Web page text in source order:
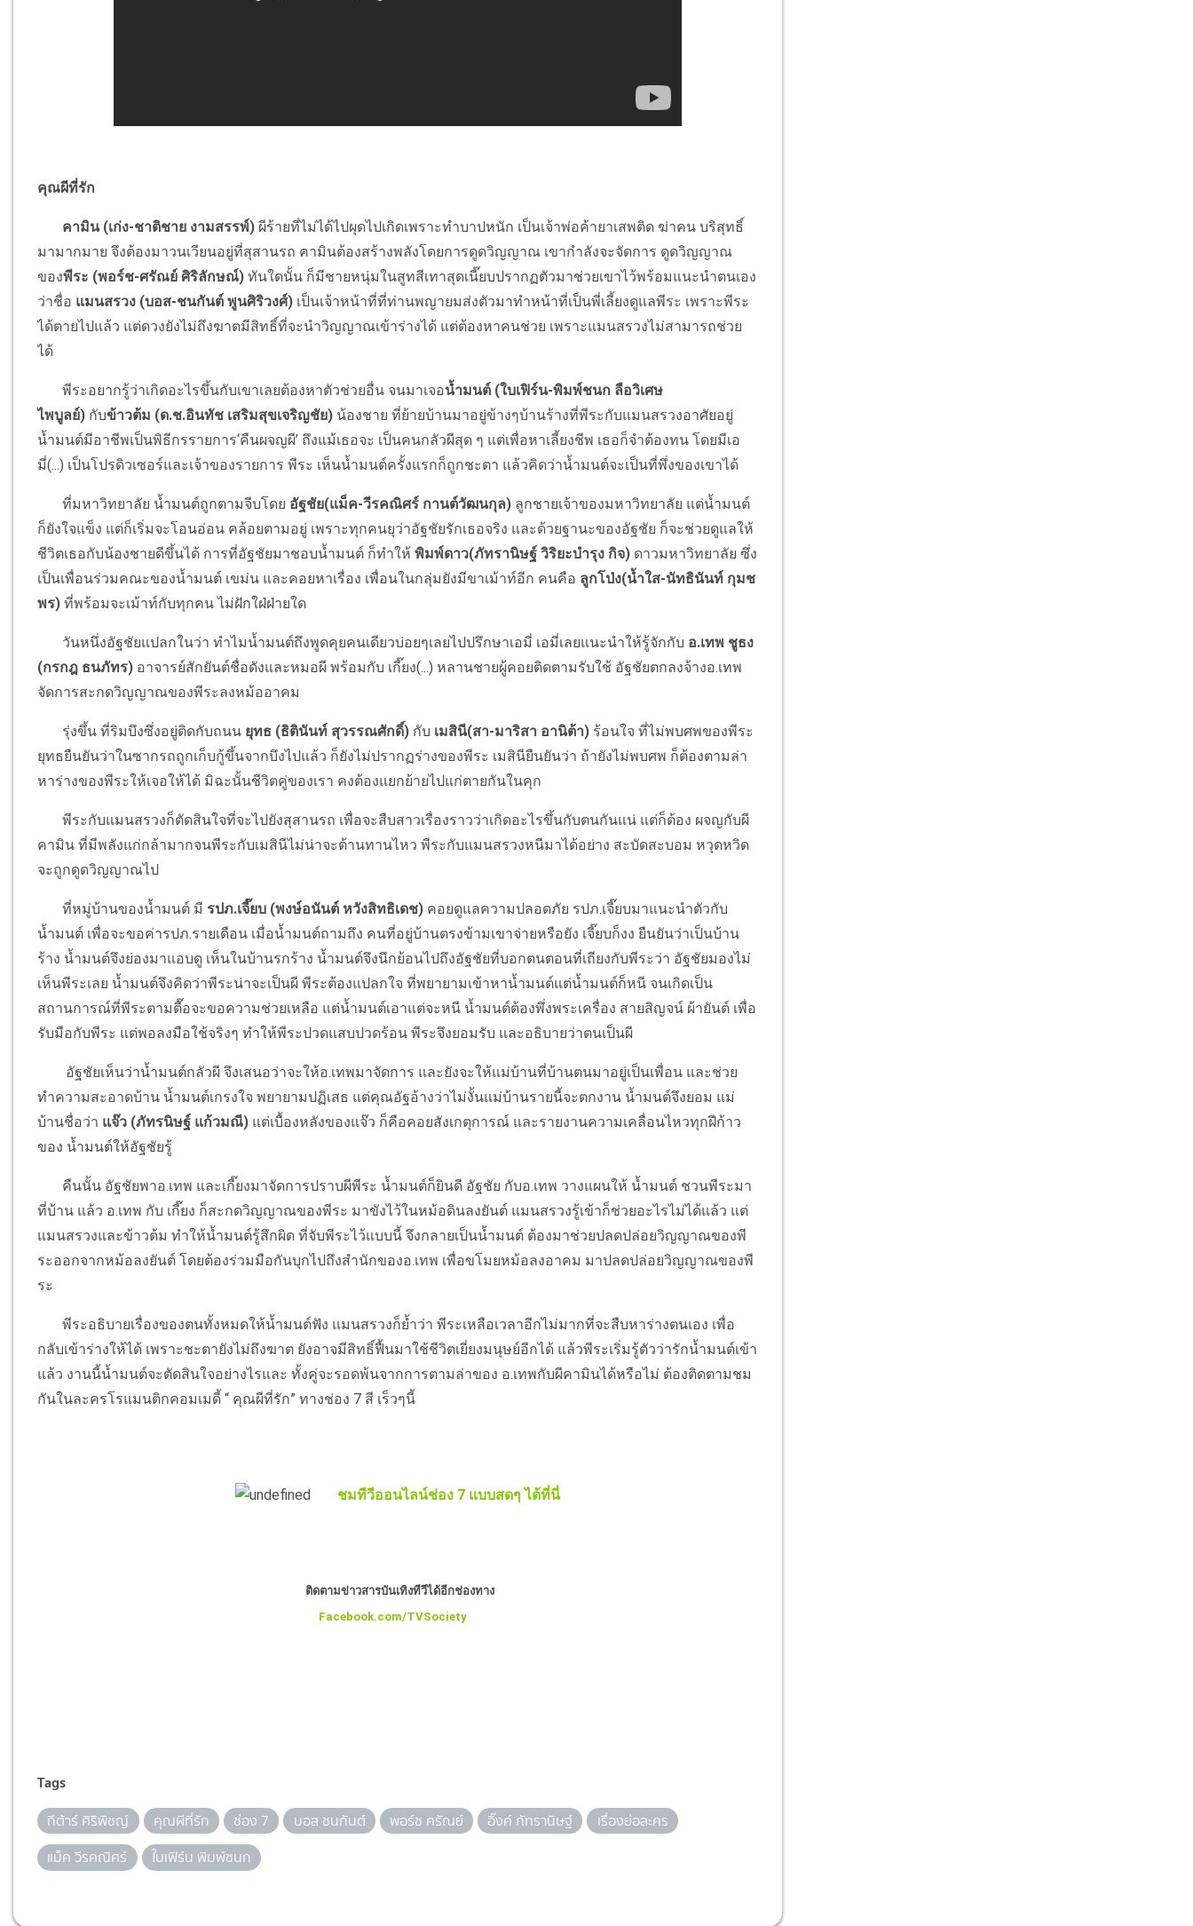
คุณผีที่รัก
คามิน (เก่ง-ชาติชาย งามสรรพ์) ผีร้ายที่ไม่ได้ไปผุดไปเกิดเพราะทำบาปหนัก เป็นเจ้าพ่อค้ายาเสพติด ฆ่าคน บริสุทธิ์
มามากมาย จึงต้องมาวนเวียนอยู่ที่สุสานรถ คามินต้องสร้างพลังโดยการดูดวิญญาณ เขากำลังจะจัดการ ดูดวิญญาณ
ของพีระ (พอร์ช-ศรัณย์ ศิริลักษณ์) ทันใดนั้น ก็มีชายหนุ่มในสูทสีเทาสุดเนี๊ยบปรากฏตัวมาช่วยเขาไว้พร้อมแนะนำตนเอง
ว่าชื่อ แมนสรวง (บอส-ชนกันต์ พูนศิริวงศ์) เป็นเจ้าหน้าที่ที่ท่านพญายมส่งตัวมาทำหน้าที่เป็นพี่เลี้ยงดูแลพีระ เพราะพีระ
ได้ตายไปแล้ว แต่ดวงยังไม่ถึงฆาตมีสิทธิ์ที่จะนำวิญญาณเข้าร่างได้ แต่ต้องหาคนช่วย เพราะแมนสรวงไม่สามารถช่วย
ได้
พีระอยากรู้ว่าเกิดอะไรขึ้นกับเขาเลยต้องหาตัวช่วยอื่น จนมาเจอน้ำมนต์ (ใบเฟิร์น-พิมพ์ชนก ลือวิเศษ
ไพบูลย์) กับข้าวต้ม (ด.ช.อินทัช เสริมสุขเจริญชัย) น้องชาย ที่ย้ายบ้านมาอยู่ข้างๆบ้านร้างที่พีระกับแมนสรวงอาศัยอยู่
น้ำมนต์มีอาชีพเป็นพิธีกรรายการ‘คืนผจญผี’ ถึงแม้เธอจะ เป็นคนกลัวผีสุด ๆ แต่เพื่อหาเลี้ยงชีพ เธอก็จำต้องทน โดยมีเอ
มี่(...) เป็นโปรดิวเซอร์และเจ้าของรายการ พีระ เห็นน้ำมนต์ครั้งแรกก็ถูกชะตา แล้วคิดว่าน้ำมนต์จะเป็นที่พึ่งของเขาได้
ที่มหาวิทยาลัย น้ำมนต์ถูกตามจีบโดย อัฐชัย(แม็ค-วีรคณิศร์ กานต์วัฒนกุล) ลูกชายเจ้าของมหาวิทยาลัย แต่น้ำมนต์
ก็ยังใจแข็ง แต่ก็เริ่มจะโอนอ่อน คล้อยตามอยู่ เพราะทุกคนยุว่าอัฐชัยรักเธอจริง และด้วยฐานะของอัฐชัย ก็จะช่วยดูแลให้
ชีวิตเธอกับน้องชายดีขึ้นได้ การที่อัฐชัยมาชอบน้ำมนต์ ก็ทำให้พิมพ์ดาว(ภัทรานิษฐ์ วิริยะบำรุง กิจ) ดาวมหาวิทยาลัย ซึ่ง
เป็นเพื่อนร่วมคณะของน้ำมนต์ เขม่น และคอยหาเรื่อง เพื่อนในกลุ่มยังมีขาเม้าท์อีก คนคือ ลูกโป่ง(น้ำใส-นัทธินันท์ กุมช
พร) ที่พร้อมจะเม้าท์กับทุกคน ไม่ฝักใฝ่ฝ่ายใด
วันหนึ่งอัฐชัยแปลกในว่า ทำไมน้ำมนต์ถึงพูดคุยคนเดียวบ่อยๆเลยไปปรึกษาเอมี่ เอมี่เลยแนะนำให้รู้จักกับ อ.เทพ ชูธง
(กรกฎ ธนภัทร) อาจารย์สักยันต์ชื่อดังและหมอผี พร้อมกับ เกี๊ยง(...) หลานชายผู้คอยติดตามรับใช้ อัฐชัยตกลงจ้างอ.เทพ
จัดการสะกดวิญญาณของพีระลงหม้ออาคม
รุ่งขึ้น ที่ริมบึงซึ่งอยู่ติดกับถนน ยุทธ (ธิตินันท์ สุวรรณศักดิ์) กับ เมสินี(สา-มาริสา อานิต้า) ร้อนใจ ที่ไม่พบศพของพีระ
ยุทธยืนยันว่าในซากรถถูกเก็บกู้ขึ้นจากบึงไปแล้ว ก็ยังไม่ปรากฏร่างของพีระ เมสินียืนยันว่า ถ้ายังไม่พบศพ ก็ต้องตามล่า
หาร่างของพีระให้เจอให้ได้ มิฉะนั้นชีวิตคู่ของเรา คงต้องแยกย้ายไปแก่ตายกันในคุก
พีระกับแมนสรวงก็ตัดสินใจที่จะไปยังสุสานรถ เพื่อจะสืบสาวเรื่องราวว่าเกิดอะไรขึ้นกับตนกันแน่ แต่ก็ต้อง ผจญกับผี
คามิน ที่มีพลังแก่กล้ามากจนพีระกับเมสินีไม่น่าจะต้านทานไหว พีระกับแมนสรวงหนีมาได้อย่าง สะบัดสะบอม หวุดหวิด
จะถูกดูดวิญญาณไป
ที่หมู่บ้านของน้ำมนต์ มี รปภ.เจี๊ยบ (พงษ์อนันต์ หวังสิทธิเดช) คอยดูแลความปลอดภัย รปภ.เจี๊ยบมาแนะนำตัวกับ
น้ำมนต์ เพื่อจะขอค่ารปภ.รายเดือน เมื่อน้ำมนต์ถามถึง คนที่อยู่บ้านตรงข้ามเขาจ่ายหรือยัง เจี๊ยบก็งง ยืนยันว่าเป็นบ้าน
ร้าง น้ำมนต์จึงย่องมาแอบดู เห็นในบ้านรกร้าง น้ำมนต์จึงนึกย้อนไปถึงอัฐชัยที่บอกตนตอนที่เถียงกับพีระว่า อัฐชัยมองไม่
เห็นพีระเลย น้ำมนต์จึงคิดว่าพีระน่าจะเป็นผี พีระต้องแปลกใจ ที่พยายามเข้าหาน้ำมนต์แต่น้ำมนต์ก็หนี จนเกิดเป็น
สถานการณ์ที่พีระตามตื๊อจะขอความช่วยเหลือ แต่น้ำมนต์เอาแต่จะหนี น้ำมนต์ต้องพึ่งพระเครื่อง สายสิญจน์ ผ้ายันต์ เพื่อ
รับมือกับพีระ แต่พอลงมือใช้จริงๆ ทำให้พีระปวดแสบปวดร้อน พีระจึงยอมรับ และอธิบายว่าตนเป็นผี
อัฐชัยเห็นว่าน้ำมนต์กลัวผี จึงเสนอว่าจะให้อ.เทพมาจัดการ และยังจะให้แม่บ้านที่บ้านตนมาอยู่เป็นเพื่อน และช่วย
ทำความสะอาดบ้าน น้ำมนต์เกรงใจ พยายามปฏิเสธ แต่คุณอัฐอ้างว่าไม่งั้นแม่บ้านรายนี้จะตกงาน น้ำมนต์จึงยอม แม่
บ้านชื่อว่า แจ๊ว (ภัทรนิษฐ์ แก้วมณี) แต่เบื้องหลังของแจ๊ว ก็คือคอยสังเกตุการณ์ และรายงานความเคลื่อนไหวทุกฝีก้าว
ของ น้ำมนต์ให้อัฐชัยรู้
คืนนั้น อัฐชัยพาอ.เทพ และเกี๊ยงมาจัดการปราบผีพีระ น้ำมนต์ก็ยินดี อัฐชัย กับอ.เทพ วางแผนให้ น้ำมนต์ ชวนพีระมา
ที่บ้าน แล้ว อ.เทพ กับ เกี๊ยง ก็สะกดวิญญาณของพีระ มาขังไว้ในหม้อดินลงยันต์ แมนสรวงรู้เข้าก็ช่วยอะไรไม่ได้แล้ว แต่
แมนสรวงและข้าวต้ม ทำให้น้ำมนต์รู้สึกผิด ที่จับพีระไว้แบบนี้ จึงกลายเป็นน้ำมนต์ ต้องมาช่วยปลดปล่อยวิญญาณของพี
ระออกจากหม้อลงยันต์ โดยต้องร่วมมือกันบุกไปถึงสำนักของอ.เทพ เพื่อขโมยหม้อลงอาคม มาปลดปล่อยวิญญาณของพี
ระ
พีระอธิบายเรื่องของตนทั้งหมดให้น้ำมนต์ฟัง แมนสรวงก็ย้ำว่า พีระเหลือเวลาอีกไม่มากที่จะสืบหาร่างตนเอง เพื่อ
กลับเข้าร่างให้ได้ เพราะชะตายังไม่ถึงฆาต ยังอาจมีสิทธิ์ฟื้นมาใช้ชีวิตเยี่ยงมนุษย์อีกได้ แล้วพีระเริ่มรู้ตัวว่ารักน้ำมนต์เข้า
แล้ว งานนี้น้ำมนต์จะตัดสินใจอย่างไรและ ทั้งคู่จะรอดพ้นจากการตามล่าของ อ.เทพกับผีคามินได้หรือไม่ ต้องติดตามชม
กันในละครโรแมนติกคอมเมดี้ “ คุณผีที่รัก” ทางช่อง 7 สี เร็วๆนี้
ชมทีวีออนไลน์ช่อง 7 แบบสดๆ ได้ที่นี่
ติดตามข่าวสารบันเทิงทีวีได้อีกช่องทาง
Facebook.com/TVSociety
Tags
กีต้าร์ ศิริพิชญ์ คุณผีที่รัก ช่อง 7 บอส ชนกันต์ พอร์ช ศรัณย์ อิ๊งค์ ภัทรานิษฐ์
เรื่องย่อละคร
แม็ค วีรคณิศร์
ใบเฟิร์น พิมพ์ชนก